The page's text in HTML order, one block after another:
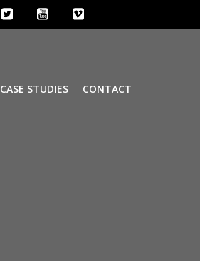
CASE STUDIES CONTACT